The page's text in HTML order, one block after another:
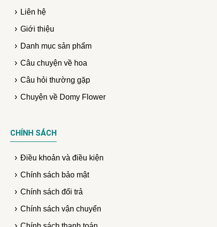
Liên hệ
Giới thiệu
Danh mục sản phẩm
Câu chuyện về hoa
Câu hỏi thường gặp
Chuyện về Domy Flower
CHÍNH SÁCH
Điều khoản và điều kiện
Chính sách bảo mật
Chính sách đổi trả
Chính sách vận chuyển